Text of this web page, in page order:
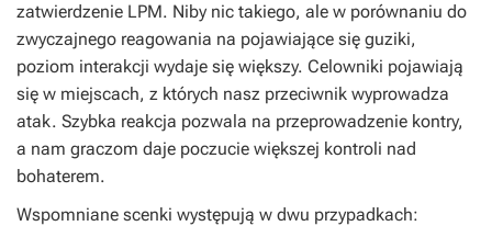
zatwierdzenie LPM. Niby nic takiego, ale w porównaniu do
zwyczajnego reagowania na pojawiające się guziki,
poziom interakcji wydaje się większy. Celowniki pojawiają
się w miejscach, z których nasz przeciwnik wyprowadza
atak. Szybka reakcja pozwala na przeprowadzenie kontry,
a nam graczom daje poczucie większej kontroli nad
bohaterem.
Wspomniane scenki występują w dwu przypadkach: